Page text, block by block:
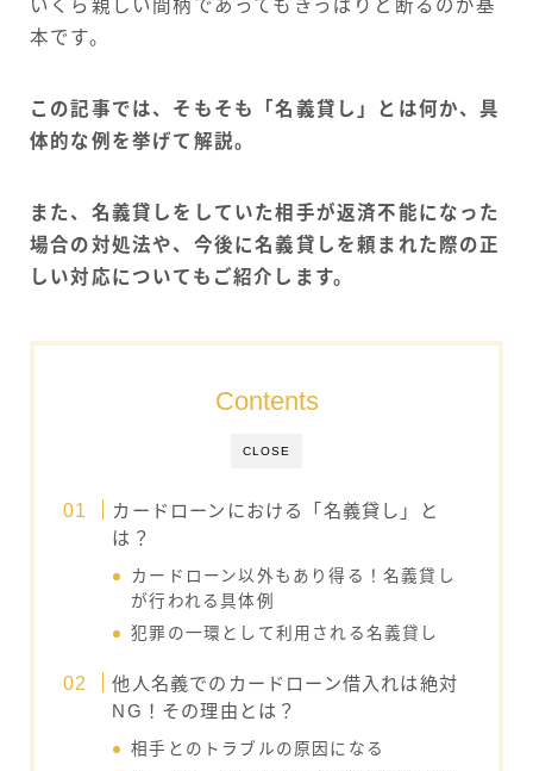
いくら親しい間柄であってもきっぱりと断るのが基
本です。
この記事では、そもそも「名義貸し」とは何か、具
体的な例を挙げて解説。
また、名義貸しをしていた相手が返済不能になった
場合の対処法や、今後に名義貸しを頼まれた際の正
しい対応についてもご紹介します。
CLOSE
Contents
カードローンにおける「名義貸し」と
は？
カードローン以外もあり得る！名義貸し
が行われる具体例
犯罪の一環として利用される名義貸し
他人名義でのカードローン借入れは絶対
NG！その理由とは？
相手とのトラブルの原因になる